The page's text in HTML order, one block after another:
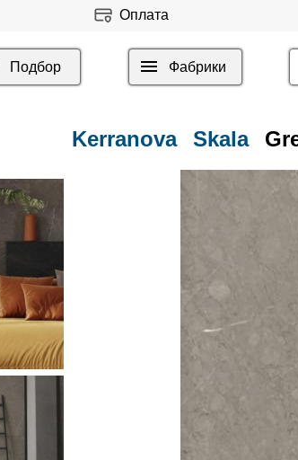
Оплата
Подбор Фабрики
Kerranova Skala